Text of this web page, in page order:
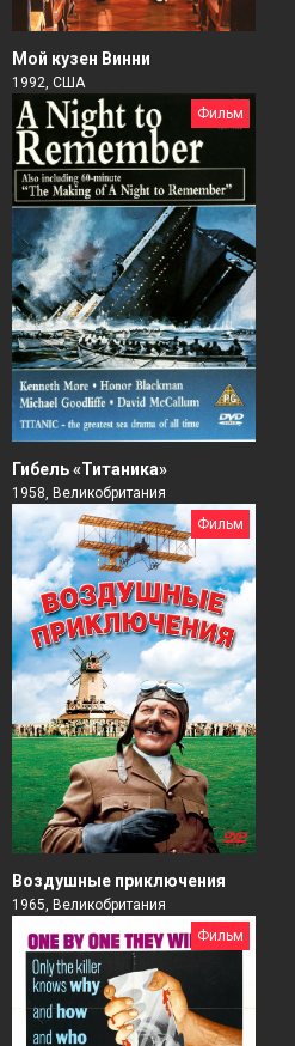
Мой кузен Винни
1992, США
Фильм
Гибель «Титаника»
1958, Великобритания
Фильм
Воздушные приключения
1965, Великобритания
Фильм